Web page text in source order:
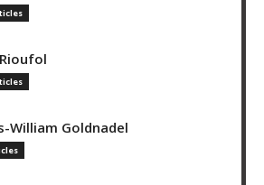
William Goldnadel